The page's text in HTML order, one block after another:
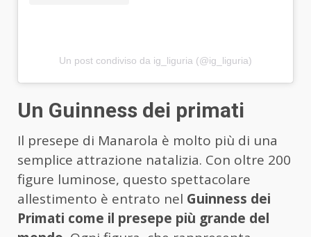
Un post condiviso da ig_liguria (@ig_liguria)
Un Guinness dei primati
Il presepe di Manarola è molto più di una
semplice attrazione natalizia. Con oltre 200
figure luminose, questo spettacolare
allestimento è entrato nel Guinness dei
Primati come il presepe più grande del